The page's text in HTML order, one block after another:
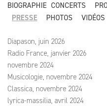
BIOGRAPHIE CONCERTS
PRESSE
PHOTOS VIDÉOS
Diapason, juin 2026
Radio France, janvier 2026
novembre 2024
Musicologie, novembre 2024
Classica, novembre 2024
lyrica-massilia, avril 2024